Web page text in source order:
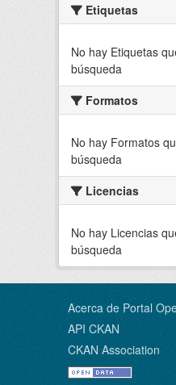
Etiquetas
No hay Etiquetas
búsqueda
Formatos
No hay Formatos
búsqueda
Licencias
No hay Licencias
búsqueda
Acerca de Portal
API CKAN
CKAN Association